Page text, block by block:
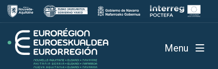
Menu